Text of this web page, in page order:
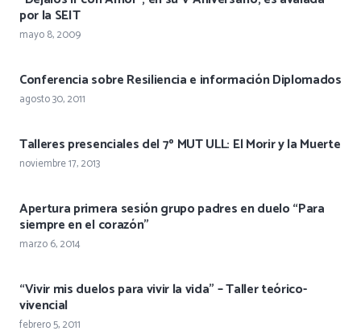
por la SEIT
mayo 8, 2009
Conferencia sobre Resiliencia e información Diplomados
agosto 30, 2011
Talleres presenciales del 7º MUT ULL: El Morir y la Muerte
noviembre 17, 2013
Apertura primera sesión grupo padres en duelo “Para
siempre en el corazón”
marzo 6, 2014
“Vivir mis duelos para vivir la vida” – Taller teórico-
vivencial
febrero 5, 2011